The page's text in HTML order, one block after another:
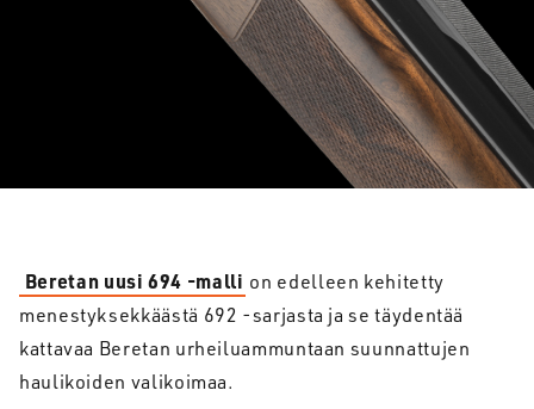
Beretan uusi 694 -malli on edelleen kehitetty
menestyksekkäästä 692 -sarjasta ja se täydentää
kattavaa Beretan urheiluammuntaan suunnattujen
haulikoiden valikoimaa.